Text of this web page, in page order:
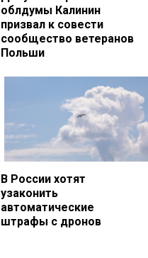
облдумы Калинин
призвал к совести
сообщество ветеранов
Польши
В России хотят
узаконить
автоматические
штрафы с дронов